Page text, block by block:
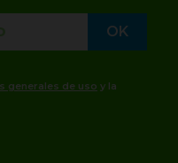
generales de uso y la